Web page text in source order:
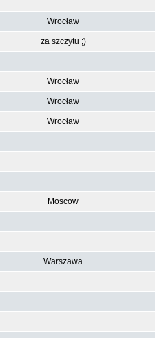
Wrocław
za szczytu ;)
Wrocław
Wrocław
Wrocław
Moscow
Warszawa